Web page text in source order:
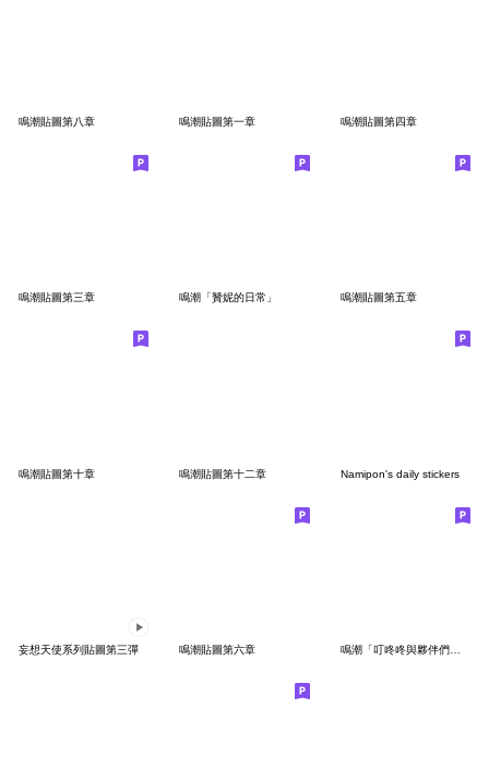
鳴潮貼圖第八章 鳴潮貼圖第一章 鳴潮貼圖第四章
鳴潮貼圖第三章 鳴潮「贊妮的日常」 鳴潮貼圖第五章
鳴潮貼圖第十章 鳴潮貼圖第十二章 Namipon's daily stickers
妄想天使系列貼圖第三彈 鳴潮貼圖第六章 鳴潮「叮咚咚與夥伴們」貼圖